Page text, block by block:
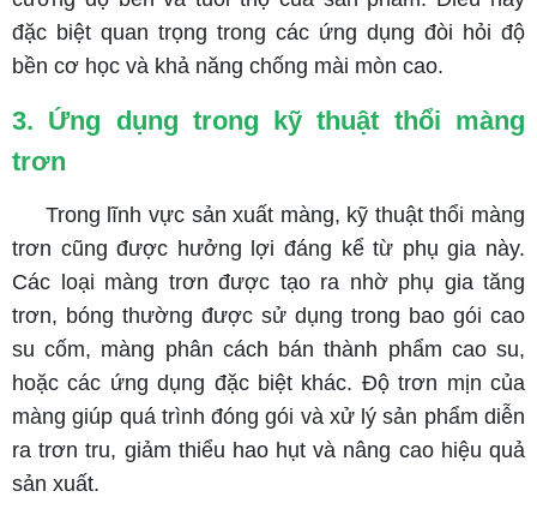
đặc biệt quan trọng trong các ứng dụng đòi hỏi độ
bền cơ học và khả năng chống mài mòn cao.
3. Ứng dụng trong kỹ thuật thổi màng
trơn
Trong lĩnh vực sản xuất màng, kỹ thuật thổi màng
trơn cũng được hưởng lợi đáng kể từ phụ gia này.
Các loại màng trơn được tạo ra nhờ phụ gia tăng
trơn, bóng thường được sử dụng trong bao gói cao
su cốm, màng phân cách bán thành phẩm cao su,
hoặc các ứng dụng đặc biệt khác. Độ trơn mịn của
màng giúp quá trình đóng gói và xử lý sản phẩm diễn
ra trơn tru, giảm thiểu hao hụt và nâng cao hiệu quả
sản xuất.